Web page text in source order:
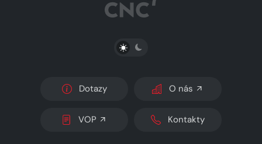
PŘEPNOUT SVĚTLÝ/TMAVÝ REŽIM
Dotazy O nás
VOP Kontakty